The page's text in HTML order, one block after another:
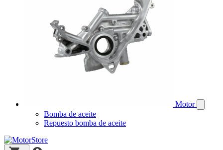
Motor
Bomba de aceite
Repuesto bomba de aceite